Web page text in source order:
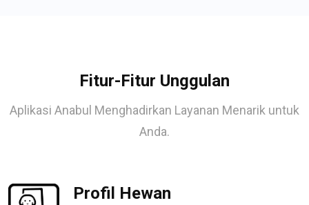
Fitur-Fitur Unggulan
Aplikasi Anabul Menghadirkan Layanan Menarik untuk
Anda.
Profil Hewan